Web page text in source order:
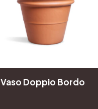
Vaso Doppio Bordo